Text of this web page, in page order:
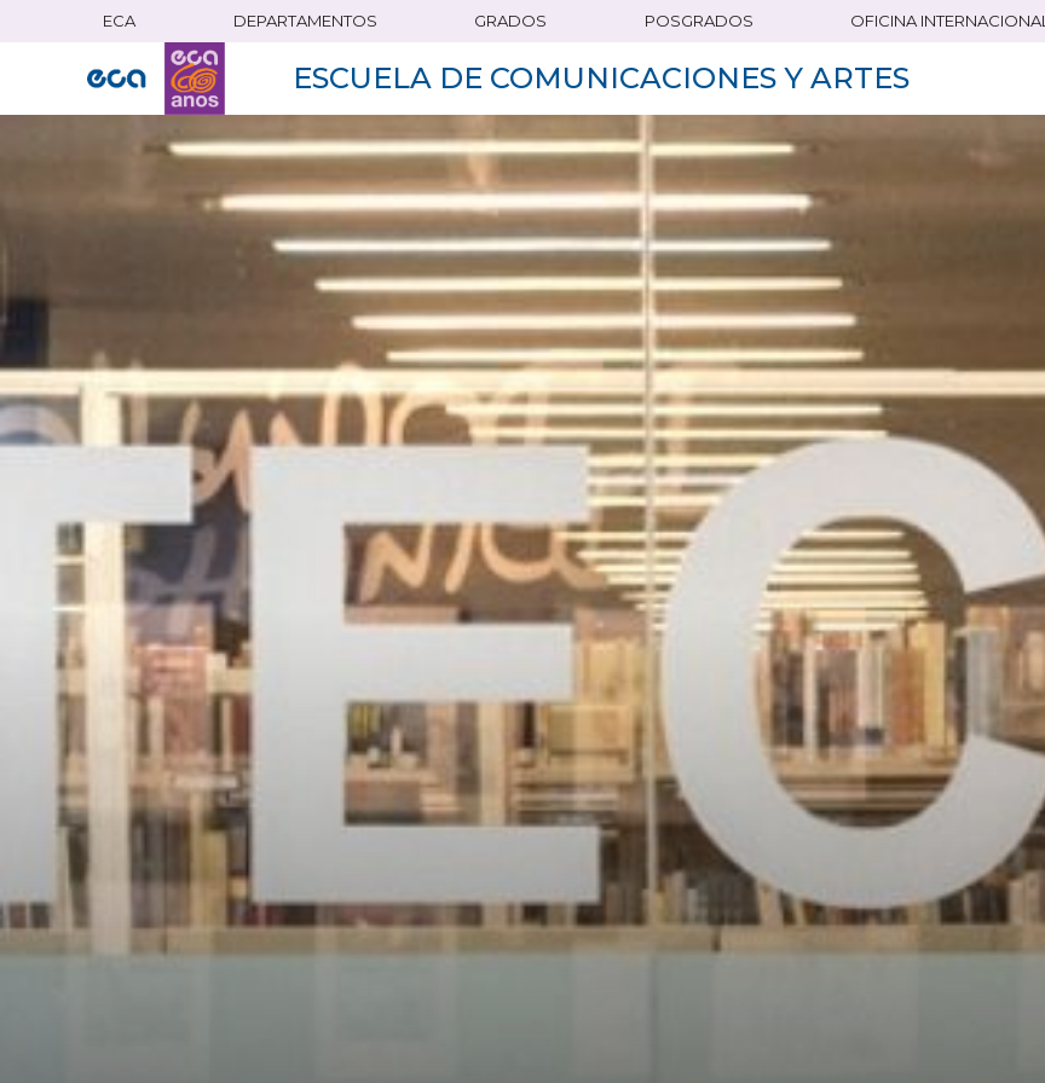
contenido
principal
ECA DEPARTAMENTOS GRADOS POSGRADOS OFICINA INTERNACIONAL
ESCUELA DE COMUNICACIONES Y ARTES